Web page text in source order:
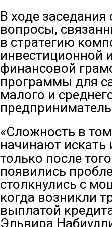
В ходе
вопросы,
в стратегию
инвестиционной
финансовой
программы для
малого и
«Сложность в
начинают
только после
появились
столкнулись с
когда возникли
выплатой
Эльвира